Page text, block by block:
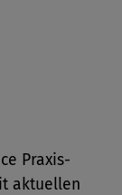
Praxis-
aktuellen